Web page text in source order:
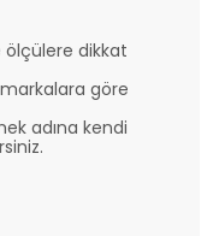
ölçülere dikkat
göre
adına kendi